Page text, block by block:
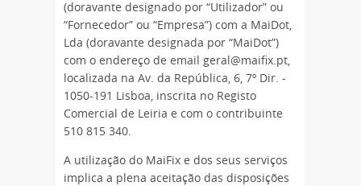
(doravante designado por “Utilizador” ou
“Fornecedor” ou “Empresa”) com a MaiDot,
Lda (doravante designada por “MaiDot”)
com o endereço de email geral@maifix.pt,
localizada na Av. da República, 6, 7º Dir. -
1050-191 Lisboa, inscrita no Registo
Comercial de Leiria e com o contribuinte
510 815 340.
A utilização do MaiFix e dos seus serviços
implica a plena aceitação das disposições